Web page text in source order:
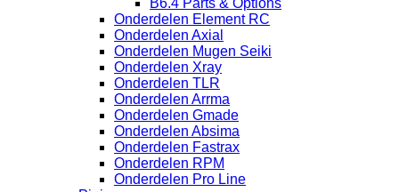
B6.4 Parts & Options
Onderdelen Element RC
Onderdelen Axial
Onderdelen Mugen Seiki
Onderdelen Xray
Onderdelen TLR
Onderdelen Arrma
Onderdelen Gmade
Onderdelen Absima
Onderdelen Fastrax
Onderdelen RPM
Onderdelen Pro Line